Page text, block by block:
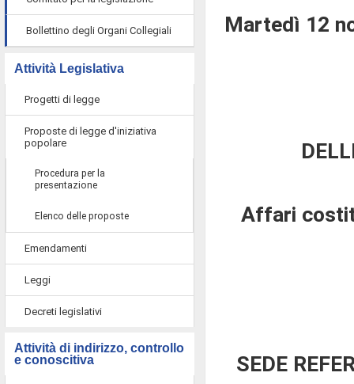
Bollettino degli Organi Collegiali
Attività Legislativa
Progetti di legge
Proposte di legge d'iniziativa
popolare
Procedura per la
presentazione
Elenco delle proposte
Emendamenti
Leggi
Decreti legislativi
Attività di indirizzo, controllo
e conoscitiva
Martedì 12
Affari
SEDE